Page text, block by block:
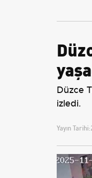
Düzce
izledi.
Yayın Tarihi: